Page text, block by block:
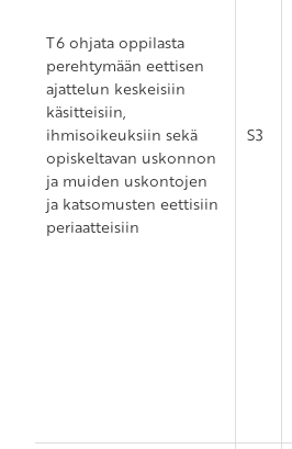
T6 ohjata oppilasta
perehtymään eettisen
ajattelun keskeisiin
käsitteisiin,
ihmisoikeuksiin sekä
opiskeltavan uskonnon
ja muiden uskontojen
ja katsomusten eettisiin
periaatteisiin
S3